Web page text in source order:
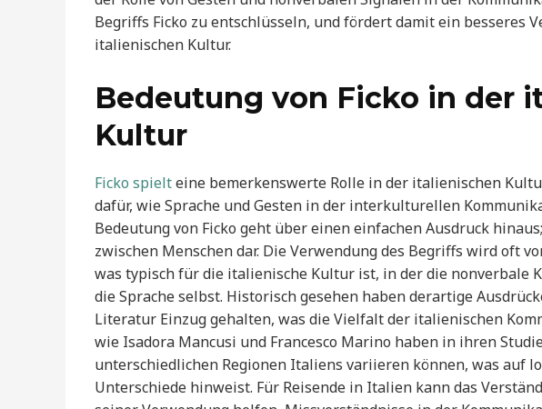
Begriffs Ficko zu entschlüsseln, und fördert damit ein besseres
italienischen Kultur.
Bedeutung von Ficko in der
Kultur
Ficko spielteine bemerkenswerte Rolle in der italienischen
dafür, wie Sprache und Gesten in der interkulturellen
Bedeutung von Ficko geht über einen einfachen Ausdruck
zwischen Menschen dar. Die Verwendung des Begriffs wird oft
was typisch für die italienische Kultur ist, in der die nonverbale
die Sprache selbst. Historisch gesehen haben derartige
Literatur Einzug gehalten, was die Vielfalt der italienischen
wie Isadora Mancusi und Francesco Marino haben in ihren
unterschiedlichen Regionen Italiens variieren können, was auf
Unterschiede hinweist. Für Reisende in Italien kann das